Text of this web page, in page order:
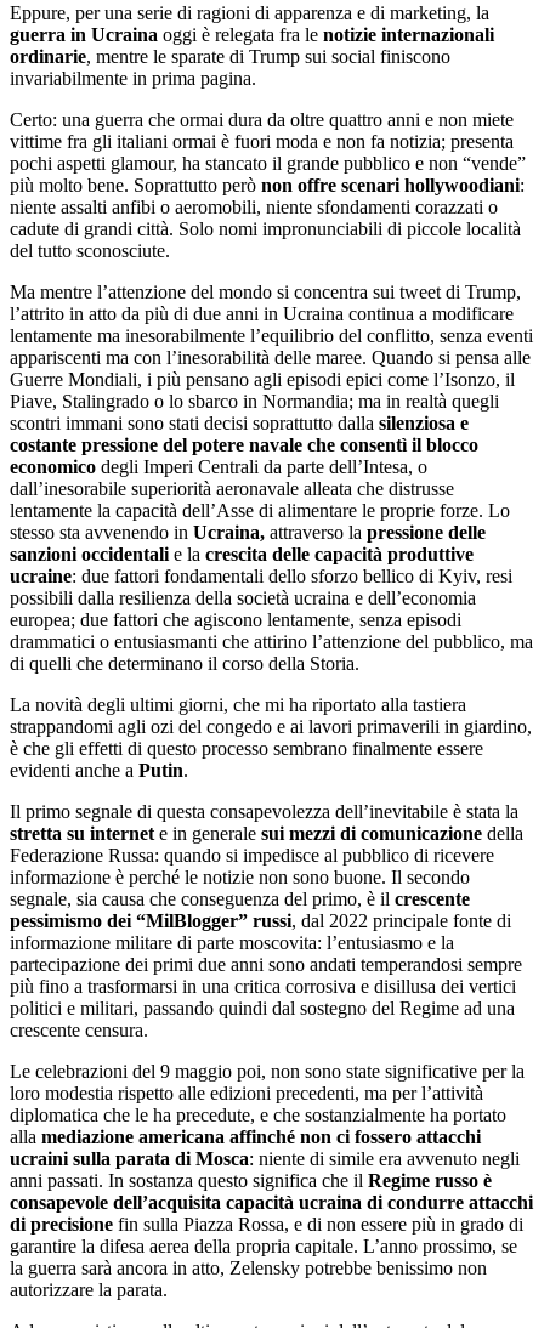
Eppure, per una serie di ragioni di apparenza e di marketing, la
guerra in Ucraina oggi è relegata fra le notizie internazionali
ordinarie, mentre le sparate di Trump sui social finiscono
invariabilmente in prima pagina.
Certo: una guerra che ormai dura da oltre quattro anni e non miete
vittime fra gli italiani ormai è fuori moda e non fa notizia; presenta
pochi aspetti glamour, ha stancato il grande pubblico e non “vende”
più molto bene. Soprattutto però non offre scenari hollywoodiani:
niente assalti anfibi o aeromobili, niente sfondamenti corazzati o
cadute di grandi città. Solo nomi impronunciabili di piccole località
del tutto sconosciute.
Ma mentre l’attenzione del mondo si concentra sui tweet di Trump,
l’attrito in atto da più di due anni in Ucraina continua a modificare
lentamente ma inesorabilmente l’equilibrio del conflitto, senza eventi
appariscenti ma con l’inesorabilità delle maree. Quando si pensa alle
Guerre Mondiali, i più pensano agli episodi epici come l’Isonzo, il
Piave, Stalingrado o lo sbarco in Normandia; ma in realtà quegli
scontri immani sono stati decisi soprattutto dalla silenziosa e
costante pressione del potere navale che consentì il blocco
economico degli Imperi Centrali da parte dell’Intesa, o
dall’inesorabile superiorità aeronavale alleata che distrusse
lentamente la capacità dell’Asse di alimentare le proprie forze. Lo
stesso sta avvenendo in Ucraina, attraverso la pressione delle
sanzioni occidentali e la crescita delle capacità produttive
ucraine: due fattori fondamentali dello sforzo bellico di Kyiv, resi
possibili dalla resilienza della società ucraina e dell’economia
europea; due fattori che agiscono lentamente, senza episodi
drammatici o entusiasmanti che attirino l’attenzione del pubblico, ma
di quelli che determinano il corso della Storia.
La novità degli ultimi giorni, che mi ha riportato alla tastiera
strappandomi agli ozi del congedo e ai lavori primaverili in giardino,
è che gli effetti di questo processo sembrano finalmente essere
evidenti anche a Putin.
Il primo segnale di questa consapevolezza dell’inevitabile è stata la
stretta su internet e in generale sui mezzi di comunicazione della
Federazione Russa: quando si impedisce al pubblico di ricevere
informazione è perché le notizie non sono buone. Il secondo
segnale, sia causa che conseguenza del primo, è il crescente
pessimismo dei “MilBlogger” russi, dal 2022 principale fonte di
informazione militare di parte moscovita: l’entusiasmo e la
partecipazione dei primi due anni sono andati temperandosi sempre
più fino a trasformarsi in una critica corrosiva e disillusa dei vertici
politici e militari, passando quindi dal sostegno del Regime ad una
crescente censura.
Le celebrazioni del 9 maggio poi, non sono state significative per la
loro modestia rispetto alle edizioni precedenti, ma per l’attività
diplomatica che le ha precedute, e che sostanzialmente ha portato
alla mediazione americana affinché non ci fossero attacchi
ucraini sulla parata di Mosca: niente di simile era avvenuto negli
anni passati. In sostanza questo significa che il Regime russo è
consapevole dell’acquisita capacità ucraina di condurre attacchi
di precisione fin sulla Piazza Rossa, e di non essere più in grado di
garantire la difesa aerea della propria capitale. L’anno prossimo, se
la guerra sarà ancora in atto, Zelensky potrebbe benissimo non
autorizzare la parata.